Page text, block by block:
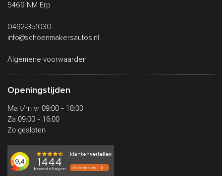
5469 NM Erp
0492-351030
info@schoenmakersautos.nl
Algemene voorwaarden
Openingstijden
Ma t/m vr 09:00 - 18:00
Za 09:00 - 16:00
Zo gesloten